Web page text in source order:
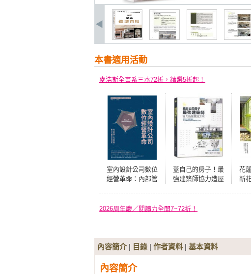
本書適用活動
麥浩斯全書系三本72折，精選5折起！
室內設計公司數位
經營革命：內部管
蓋自己的房子！最
強建築師協力造屋
30位建築師詳解台
花
新
2026周年慶／閱讀力全開7~72折！
內容簡介| 目錄 | 作者資料 | 基本資料
內容簡介